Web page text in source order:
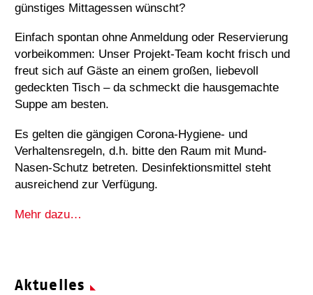
günstiges Mittagessen wünscht?
Einfach spontan ohne Anmeldung oder Reservierung
vorbeikommen: Unser Projekt-Team kocht frisch und
freut sich auf Gäste an einem großen, liebevoll
gedeckten Tisch – da schmeckt die hausgemachte
Suppe am besten.
Es gelten die gängigen Corona-Hygiene- und
Verhaltensregeln, d.h. bitte den Raum mit Mund-
Nasen-Schutz betreten. Desinfektionsmittel steht
ausreichend zur Verfügung.
Mehr dazu…
Aktuelles